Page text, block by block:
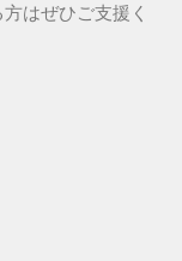
はぜひご支援く